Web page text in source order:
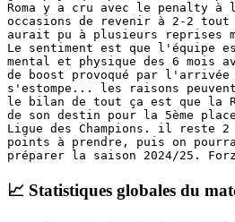
Roma y a cru avec le penalty
occasions de revenir à 2-2 tout
aurait pu à plusieurs reprises
Le sentiment est que l'équipe
mental et physique des 6 mois
de boost provoqué par l'arrivée
s'estompe... les raisons peuvent
le bilan de tout ça est que la
de son destin pour la 5ème
Ligue des Champions. il reste
points à prendre, puis on
préparer la saison 2024/25.
📈 Statistiques globales du